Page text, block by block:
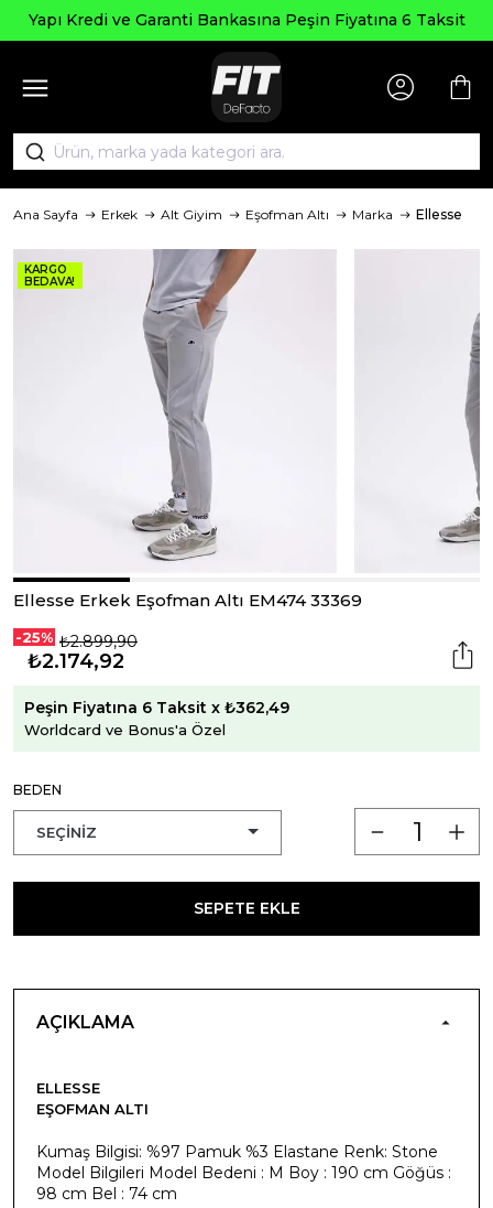
Yapı Kredi ve Garanti Bankasına Peşin Fiyatına 6 Taksit
Ana Sayfa Erkek Alt Giyim Eşofman Altı Marka Ellesse
KARGO
BEDAVA!
Ellesse Erkek Eşofman Altı EM474 33369
-25% ₺2.899,90
₺2.174,92
Peşin Fiyatına 6 Taksit x ₺362,49
Worldcard ve Bonus'a Özel
BEDEN
SEPETE EKLE
AÇIKLAMA
ELLESSE
EŞOFMAN ALTI
Kumaş Bilgisi: %97 Pamuk %3 Elastane Renk: Stone
Model Bilgileri Model Bedeni : M Boy : 190 cm Göğüs :
98 cm Bel : 74 cm